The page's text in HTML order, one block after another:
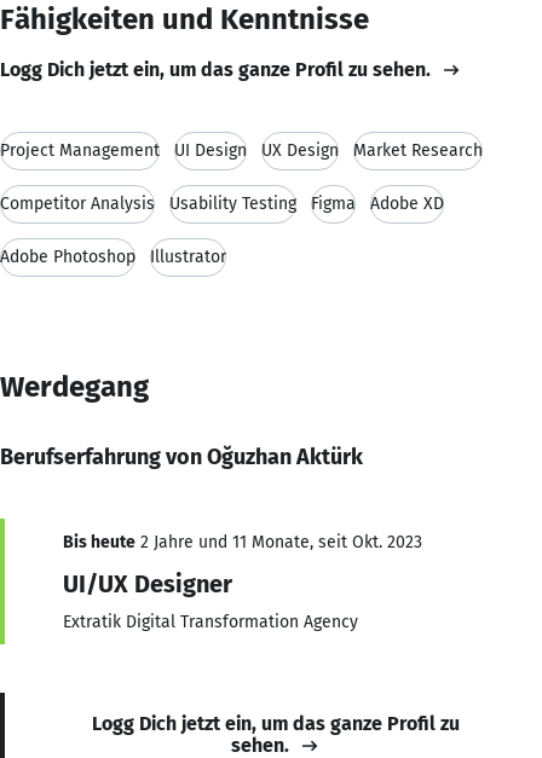
Fähigkeiten und Kenntnisse
Logg Dich jetzt ein, um das ganze Profil zu sehen.
Project Management UI Design UX Design Market Research
Competitor Analysis Usability Testing Figma Adobe XD
Adobe Photoshop Illustrator
Werdegang
Berufserfahrung von Oğuzhan Aktürk
Bis heute 2 Jahre und 11 Monate, seit Okt. 2023
UI/UX Designer
Extratik Digital Transformation Agency
Logg Dich jetzt ein, um das ganze Profil zu
sehen.